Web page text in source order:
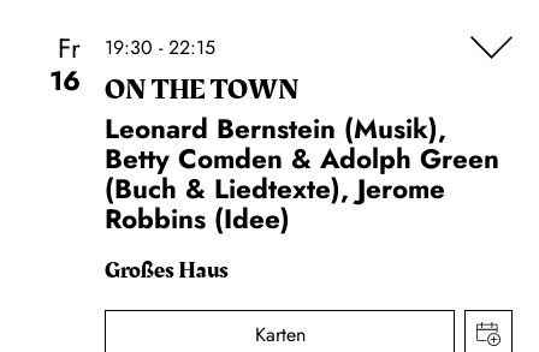
Fr
16
19:30 - 22:15
ON THE TOWN
Leonard Bernstein (Musik),
Betty Comden & Adolph Green
(Buch & Liedtexte), Jerome
Robbins (Idee)
Großes Haus
Karten